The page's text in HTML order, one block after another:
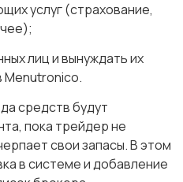
услуг (страхование,
лиц и вынуждать их
Menutronico.
средств будут
пока трейдер не
свои запасы. В этом
в системе и добавление